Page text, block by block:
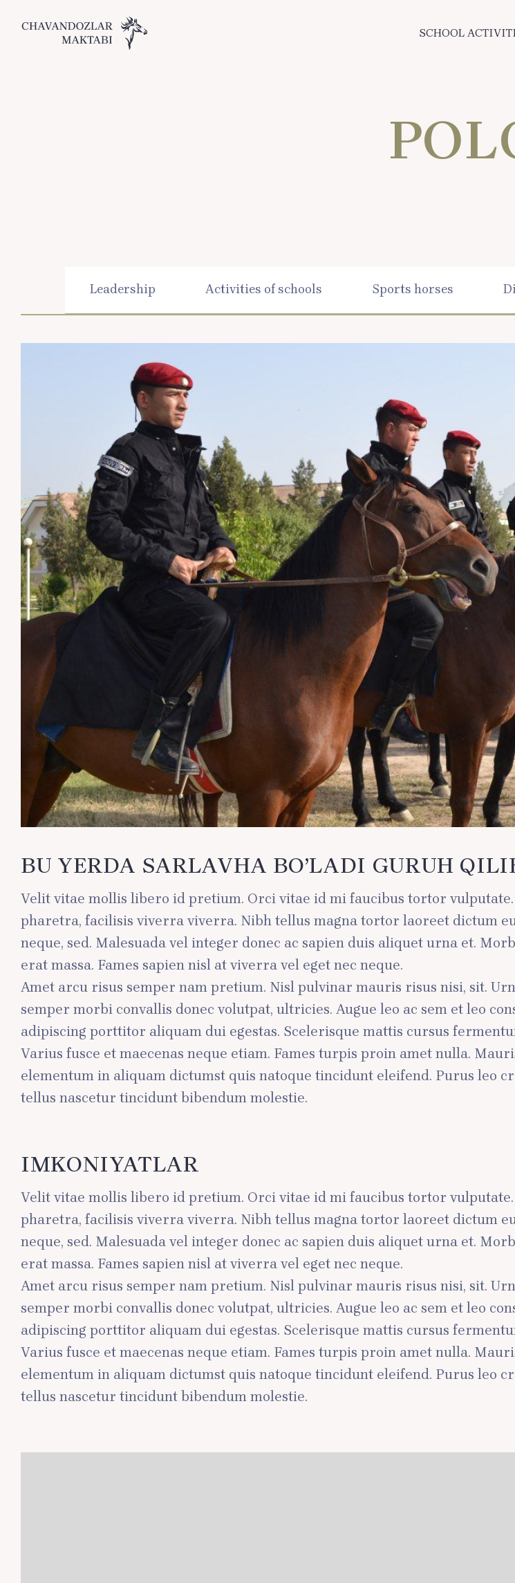
SCHOOL
Leadership Activities of schools Sports horses
BU YERDA SARLAVHA BO’LADI GURUH
Velit vitae mollis libero id pretium. Orci vitae id mi faucibus tortor
pharetra, facilisis viverra viverra. Nibh tellus magna tortor laoreet dictum
neque, sed. Malesuada vel integer donec ac sapien duis aliquet urna et.
erat massa. Fames sapien nisl at viverra vel eget nec neque.
Amet arcu risus semper nam pretium. Nisl pulvinar mauris risus nisi, sit.
semper morbi convallis donec volutpat, ultricies. Augue leo ac sem et leo
adipiscing porttitor aliquam dui egestas. Scelerisque mattis cursus
Varius fusce et maecenas neque etiam. Fames turpis proin amet nulla.
elementum in aliquam dictumst quis natoque tincidunt eleifend. Purus leo
tellus nascetur tincidunt bibendum molestie.
IMKONIYATLAR
Velit vitae mollis libero id pretium. Orci vitae id mi faucibus tortor
pharetra, facilisis viverra viverra. Nibh tellus magna tortor laoreet dictum
neque, sed. Malesuada vel integer donec ac sapien duis aliquet urna et.
erat massa. Fames sapien nisl at viverra vel eget nec neque.
Amet arcu risus semper nam pretium. Nisl pulvinar mauris risus nisi, sit.
semper morbi convallis donec volutpat, ultricies. Augue leo ac sem et leo
adipiscing porttitor aliquam dui egestas. Scelerisque mattis cursus
Varius fusce et maecenas neque etiam. Fames turpis proin amet nulla.
elementum in aliquam dictumst quis natoque tincidunt eleifend. Purus leo
tellus nascetur tincidunt bibendum molestie.